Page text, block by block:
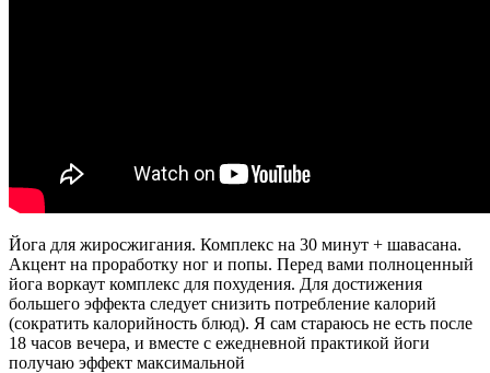
Йога для жиросжигания. Комплекс на 30 минут + шавасана.
Акцент на проработку ног и попы. Перед вами полноценный
йога воркаут комплекс для похудения. Для достижения
большего эффекта следует снизить потребление калорий
(сократить калорийность блюд). Я сам стараюсь не есть после
18 часов вечера, и вместе с ежедневной практикой йоги
получаю эффект максимальной